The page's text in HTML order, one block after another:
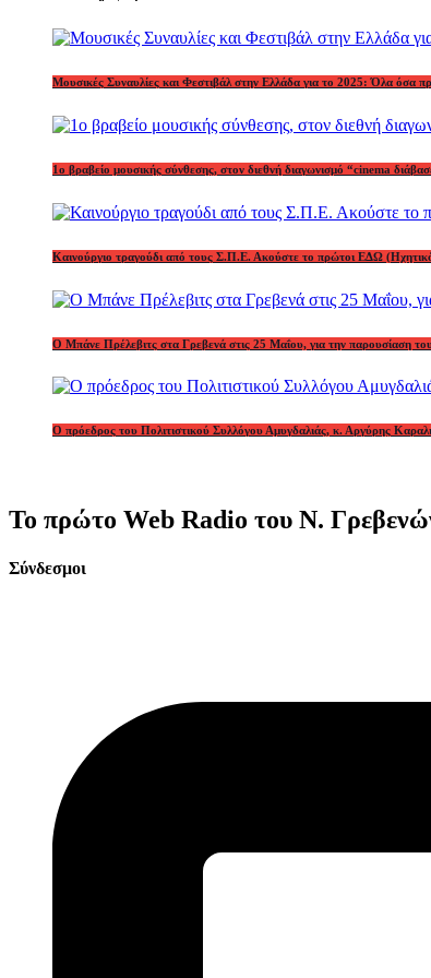
Μουσικές Συναυλίες και Φεστιβάλ στην Ελλάδα για το 2025: Όλα όσα
1o βραβείο μουσικής σύνθεσης, στον διεθνή διαγωνισμό “cinema
Καινούργιο τραγούδι από τους Σ.Π.Ε. Ακούστε το πρώτοι ΕΔΩ
Ο Μπάνε Πρέλεβιτς στα Γρεβενά στις 25 Μαΐου, για την παρουσίαση
Ο πρόεδρος του Πολιτιστικού Συλλόγου Αμυγδαλιάς, κ. Αργύρης
Το πρώτο Web Radio του Ν.
Σύνδεσμοι